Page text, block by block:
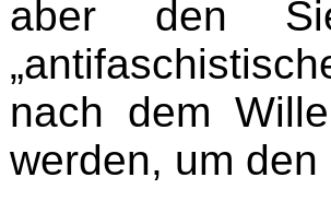
aber den
nach dem
werden, um